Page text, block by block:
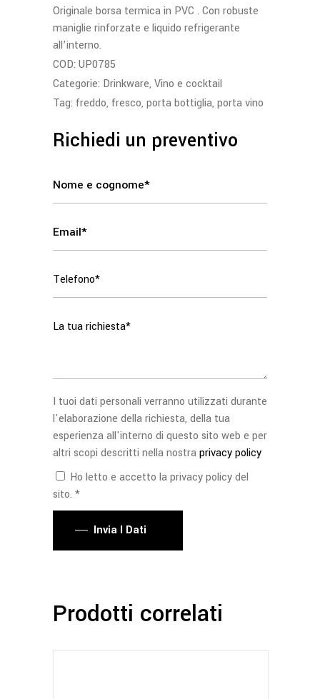
Originale borsa termica in PVC . Con robuste
maniglie rinforzate e liquido refrigerante
all’interno.
COD: UP0785
Categorie: Drinkware, Vino e cocktail
Tag: freddo, fresco, porta bottiglia, porta vino
Richiedi un preventivo
I tuoi dati personali verranno utilizzati durante
l'elaborazione della richiesta, della tua
esperienza all'interno di questo sito web e per
altri scopi descritti nella nostraprivacy policy
Ho letto e accetto la privacy policy del
sito. *
Invia I Dati
Prodotti correlati